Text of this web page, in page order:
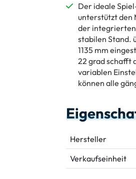
Der ideale
unterstützt den
der integrierten
stabilen Stand.
1135 mm
22 grad schafft
variablen
können alle
Hersteller
Verkaufseinheit